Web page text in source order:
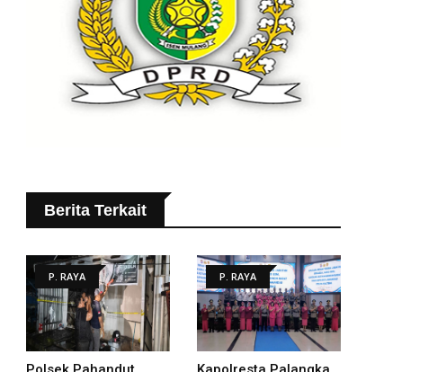
Berita Terkait
P. RAYA P. RAYA